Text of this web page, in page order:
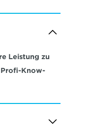
Leistung zu
Profi-Know-